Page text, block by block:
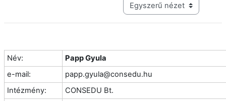
Harmadik szintű navigáció
Név:
Papp Gyula
e-mail:
papp.gyula@consedu.hu
Intézmény:
CONSEDU Bt.